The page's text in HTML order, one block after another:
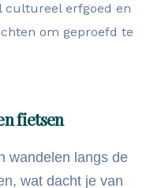
cultureel erfgoed en
om geproefd te
fietsen
wandelen langs de
wat dacht je van